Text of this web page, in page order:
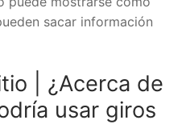
sacar información
| ¿Acerca de
usar giros